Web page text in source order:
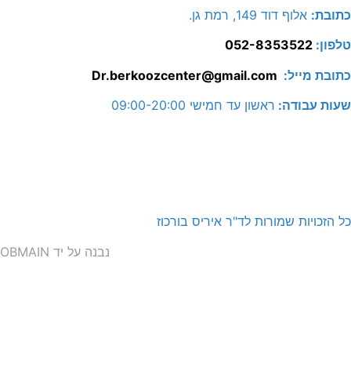
שעות עבודה: ראשון עד חמישי 09:00-20:00
טלפון: 052-8353522
כתובת מייל: Dr.berkoozcenter@gmail.com
כתובת: אלוף דוד 149, רמת גן.
כל הזכויות שמורות לד"ר איריס בורכוז
נבנה על יד OBMAIN